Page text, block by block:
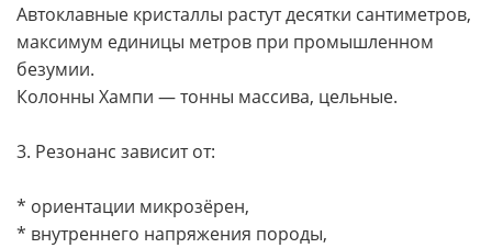
Автоклавные кристаллы растут десятки сантиметров,
максимум единицы метров при промышленном
безумии.
Колонны Хампи — тонны массива, цельные.
3. Резонанс зависит от:
* ориентации микрозёрен,
* внутреннего напряжения породы,